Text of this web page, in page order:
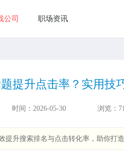
公司 职场资讯
提升点击率？实用技
时间： 2026-05-30 浏览：
升搜索排名与点击转化率，助你打造